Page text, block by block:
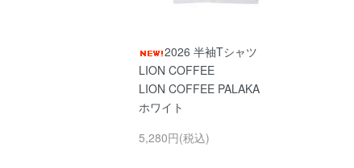
2026 半袖Tシャツ
LION COFFEE
LION COFFEE PALAKA
ホワイト
5,280円(税込)